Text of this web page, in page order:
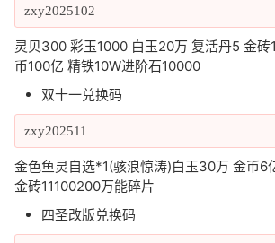
zxy2025102
灵贝300 彩玉1000 白玉20万 复活丹5 金
币100亿 精铁10W进阶石10000
双十一兑换码
zxy202511
金色鱼灵自选*1(骇浪惊涛)白玉30万 金币6
金砖11100200万能碎片
四圣改版兑换码